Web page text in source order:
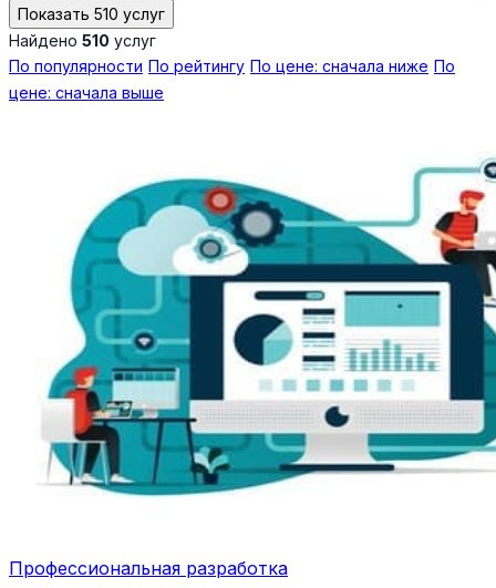
Показать 510 услуг
Найдено 510 услуг
По популярности По рейтингу По цене: сначала ниже По
цене: сначала выше
Профессиональная разработка